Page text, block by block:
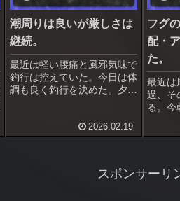
潮周りは良いが厳しさは
継続。
最近は軽い腰痛と風邪気味で
釣行は控えていた。今日は体
調も良く釣行を決めた。夕方
いがやってみる。 2026.02.19
フグ
配・
た。
最近は
過、そ
る。今
い、
はハ
スポンサーリ